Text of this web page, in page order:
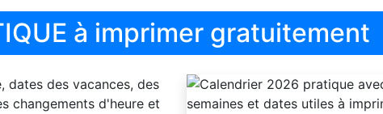
à imprimer gratuitement
dates des vacances, des
changements d'heure et